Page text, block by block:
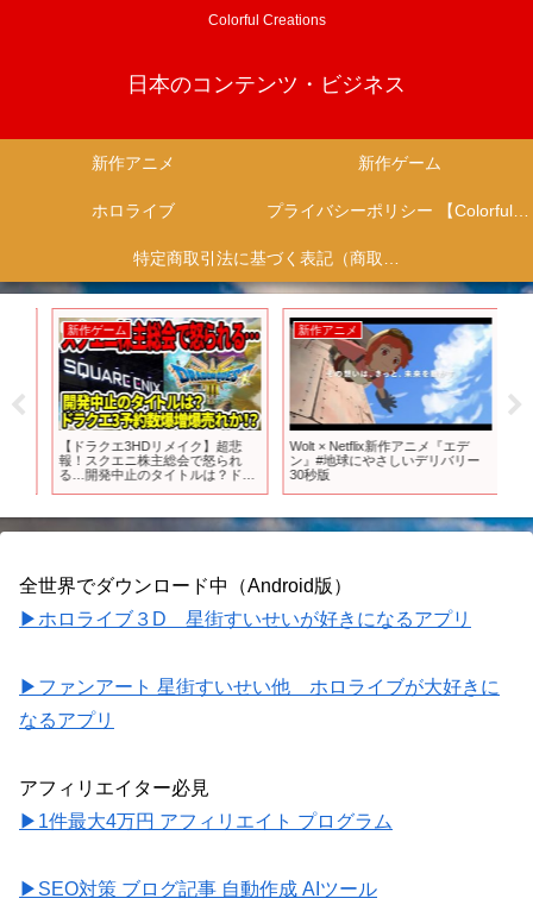
Colorful Creations
日本のコンテンツ・ビジネス
新作アニメ 新作ゲーム
ホロライブ プライバシーポリシー 【Colorful Creation】
特定商取引法に基づく表記（商取引に関する開示）
新作ゲーム
【ドラクエ3HDリメイク】超悲
報！スクエニ株主総会で怒られ
る…開発中止のタイトルは？ドラ
新作アニメ
Wolt × Netflix新作アニメ『エデ
ン』#地球にやさしいデリバリー
30秒版
全世界でダウンロード中（Android版）
▶ホロライブ３D 星街すいせいが好きになるアプリ
▶ファンアート 星街すいせい他 ホロライブが大好きに
なるアプリ
アフィリエイター必見
▶1件最大4万円 アフィリエイト プログラム
▶SEO対策 ブログ記事 自動作成 AIツール